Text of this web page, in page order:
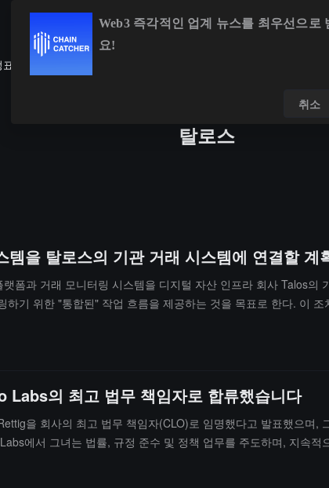
탈로스
을 탈로스의 기관 거래 시스템에 연결할 계
폼과 거래 모니터링 시스템을 디지털 자산 인프라 회사 Talos
기 위한 "통합된" 작업 흐름을 제공하는 것을 목표로 한다. 이
의 최고 법무 책임자로 합류했습니다
을 회사의 최고 법무 책임자(CLO)로 임명했다고 발표했으며
에서 그녀는 법률, 규정 준수 및 정책 업무를 주도하며, 지속
Web3 즉각적인 업계 뉴스를 최우선으로
요!
취소